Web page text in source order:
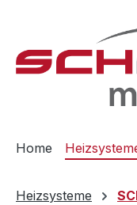
Home
Heizsysteme